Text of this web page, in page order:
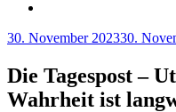
30. November 202330.
Die Tagespost –
Wahrheit ist